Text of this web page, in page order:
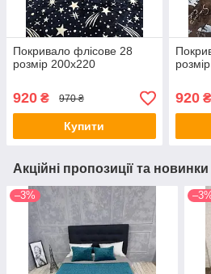
Покривало флісове 28
розмір 200х220
920 ₴ 970 ₴
Купити
920₴
Акційні пропозиції та новинки
–3%